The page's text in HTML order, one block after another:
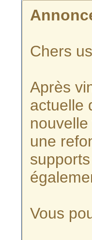
Chers
Après
actuelle
une
Vous